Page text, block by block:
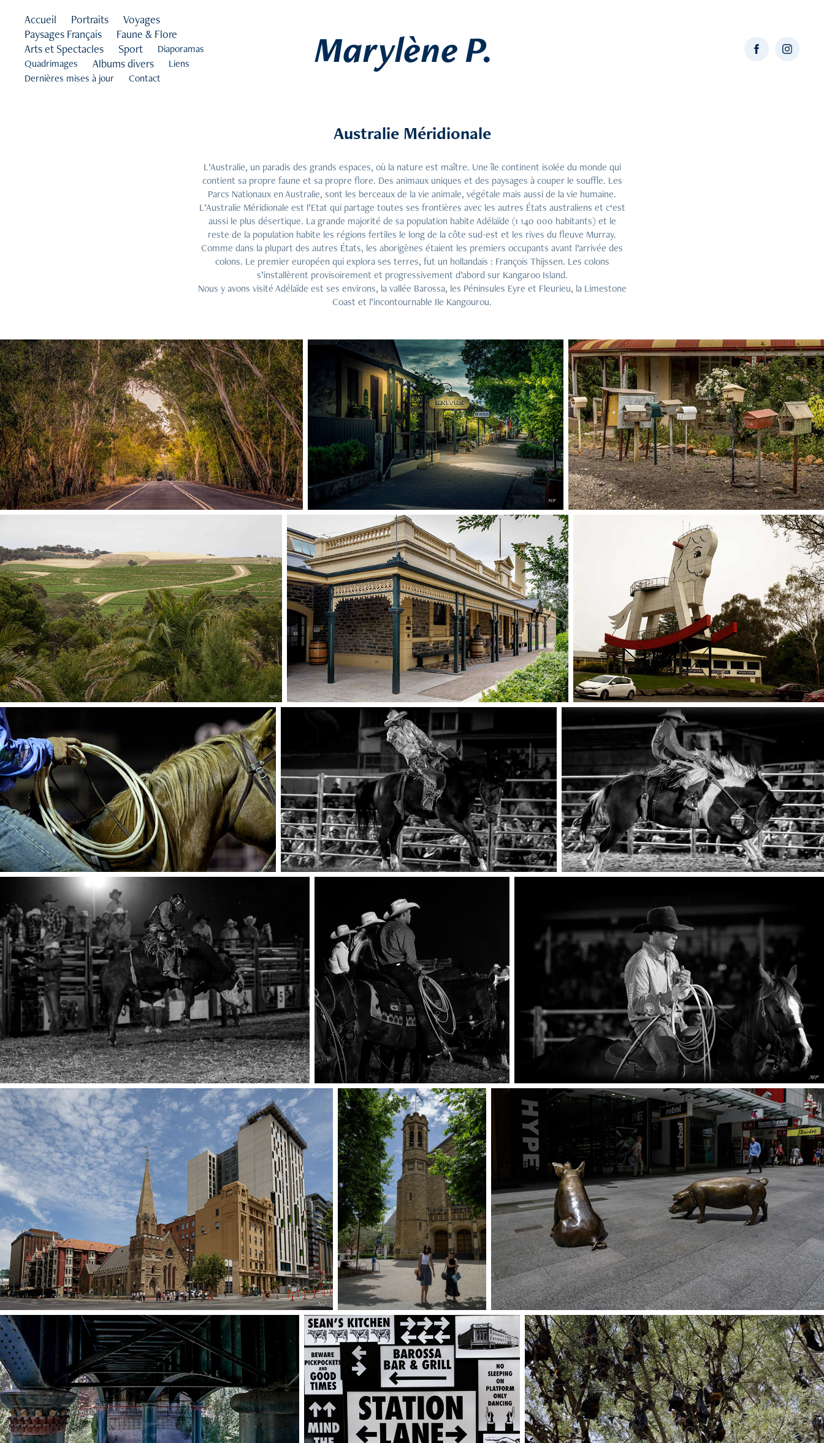
Accueil Portraits
Voyages
Paysages Français
Faune & Flore
Arts et Spectacles
Sport
Diaporamas
Quadrimages
Albums divers
Liens
Dernières mises à jour
Contact
Marylène P.
Australie Méridionale
L’Australie, un paradis des grands espaces, où la nature est maître. Une île continent isolée du monde qui
contient sa propre faune et sa propre flore. Des animaux uniques et des paysages à couper le souffle. Les
Parcs Nationaux en Australie, sont les berceaux de la vie animale, végétale mais aussi de la vie humaine.
L’Australie Méridionale est l’Etat qui partage toutes ses frontières avec les autres États australiens et c‘est
aussi le plus désertique. La grande majorité de sa population habite Adélaïde (1 140 000 habitants) et le
reste de la population habite les régions fertiles le long de la côte sud-est et les rives du fleuve Murray.
Comme dans la plupart des autres États, les aborigènes étaient les premiers occupants avant l’arrivée des
colons. Le premier européen qui explora ses terres, fut un hollandais : François Thijssen. Les colons
s’installèrent provisoirement et progressivement d’abord sur Kangaroo Island.
Nous y avons visité Adélaïde est ses environs, la vallée Barossa, les Péninsules Eyre et Fleurieu, la Limestone